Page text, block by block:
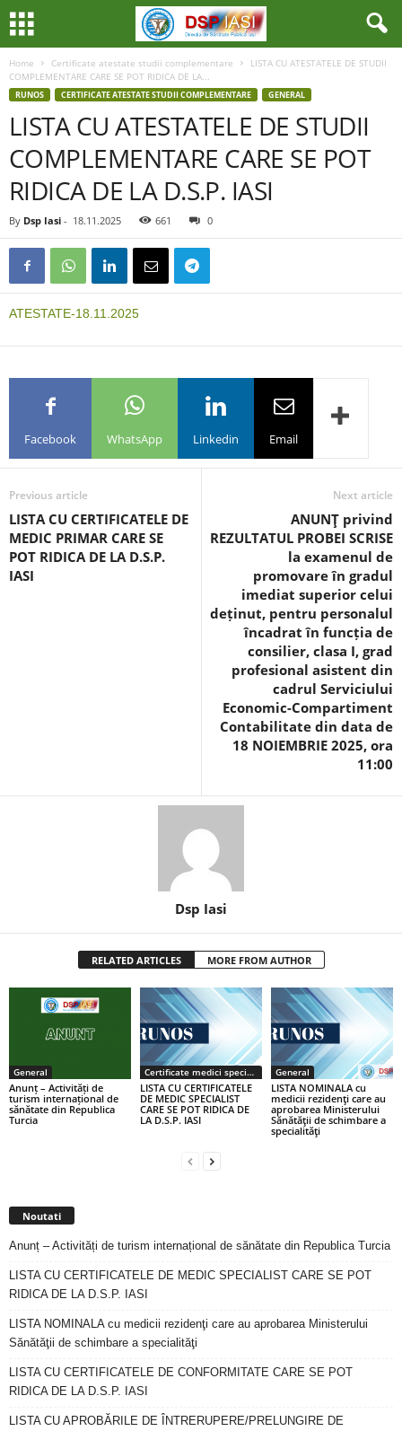
Home Certificate atestate studii complementare
LISTA CU ATESTATELE DE STUDII
COMPLEMENTARE CARE SE POT RIDICA DE LA...
RUNOS CERTIFICATE ATESTATE STUDII COMPLEMENTARE GENERAL
LISTA CU ATESTATELE DE STUDII
COMPLEMENTARE CARE SE POT
RIDICA DE LA D.S.P. IASI
By Dsp Iasi - 18.11.2025 661 0
ATESTATE-18.11.2025
Facebook WhatsApp Linkedin Email
Previous article
LISTA CU CERTIFICATELE DE
MEDIC PRIMAR CARE SE
POT RIDICA DE LA D.S.P.
IASI
Next article
ANUNŢ privind
REZULTATUL PROBEI SCRISE
la examenul de
promovare în gradul
imediat superior celui
deținut, pentru personalul
încadrat în funcția de
consilier, clasa I, grad
profesional asistent din
cadrul Serviciului
Economic-Compartiment
Contabilitate din data de
18 NOIEMBRIE 2025, ora
11:00
Dsp Iasi
RELATED ARTICLES MORE FROM AUTHOR
General
Anunț – Activități de
turism internațional de
sănătate din Republica
Turcia
Certificate medici specialiști / primari
LISTA CU CERTIFICATELE
DE MEDIC SPECIALIST
CARE SE POT RIDICA DE
LA D.S.P. IASI
General
LISTA NOMINALA cu
medicii rezidenţi care au
aprobarea Ministerului
Sănătăţii de schimbare a
specialităţi
Noutati
Anunț – Activități de turism internațional de sănătate din Republica Turcia
LISTA CU CERTIFICATELE DE MEDIC SPECIALIST CARE SE POT
RIDICA DE LA D.S.P. IASI
LISTA NOMINALA cu medicii rezidenţi care au aprobarea Ministerului
Sănătăţii de schimbare a specialităţi
LISTA CU CERTIFICATELE DE CONFORMITATE CARE SE POT
RIDICA DE LA D.S.P. IASI
LISTA CU APROBĂRILE DE ÎNTRERUPERE/PRELUNGIRE DE